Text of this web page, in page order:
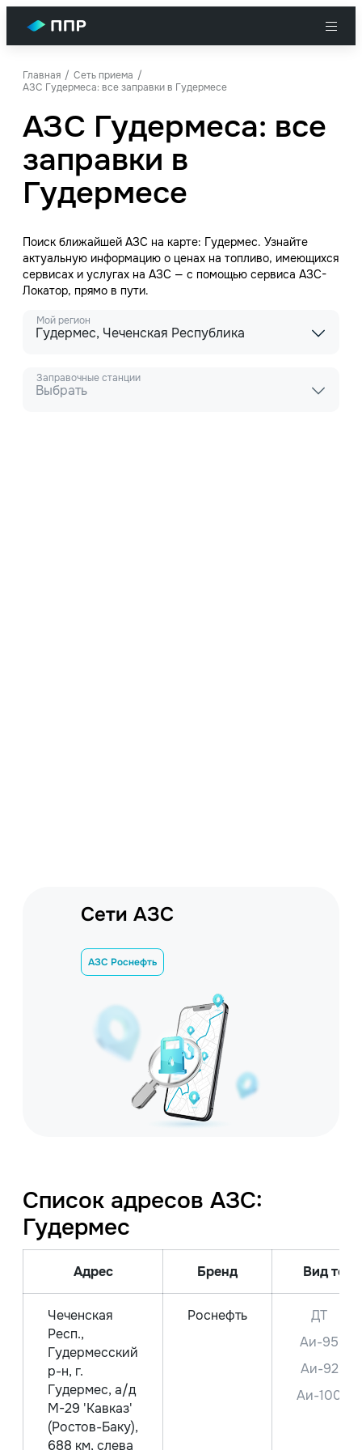
Главная
Сеть приема
АЗС Гудермеса: все заправки в Гудермесе
АЗС Гудермеса: все
заправки в
Гудермесе
Поиск ближайшей АЗС на карте: Гудермес. Узнайте
актуальную информацию о ценах на топливо, имеющихся
сервисах и услугах на АЗС — с помощью сервиса АЗС-
Локатор, прямо в пути.
Мой регион
Гудермес, Чеченская Республика
Заправочные станции
Выбрать
Сети АЗС
АЗС Роснефть
Список адресов АЗС:
Гудермес
Адрес Бренд Вид
Чеченская
Респ.,
Гудермесский
р-н, г.
Гудермес, а/д
М-29 'Кавказ'
(Ростов-Баку),
688 км, слева
Роснефть
ДТ
Аи-95
Аи-92
Аи-100